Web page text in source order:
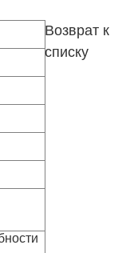
Возврат к
списку